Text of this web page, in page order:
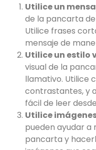
Utilice un
de la pancarta
Utilice frases
mensaje de
Utilice un estilo
visual de la
llamativo. Utilice
contrastantes, y
fácil de leer
Utilice
pueden ayudar a
pancarta y